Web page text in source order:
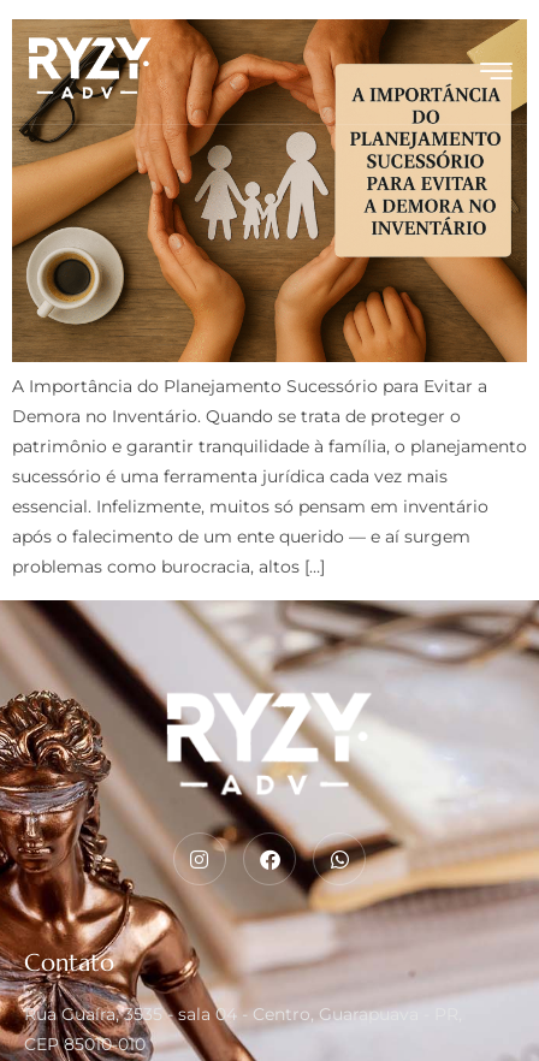
A Importância do Planejamento Sucessório para Evitar a
Demora no Inventário. Quando se trata de proteger o
patrimônio e garantir tranquilidade à família, o planejamento
sucessório é uma ferramenta jurídica cada vez mais
essencial. Infelizmente, muitos só pensam em inventário
após o falecimento de um ente querido — e aí surgem
problemas como burocracia, altos […]
Contato
Rua Guaíra, 3535 - sala 04 - Centro, Guarapuava - PR,
CEP 85010-010